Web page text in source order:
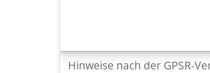
Hinweise nach der GPSR-